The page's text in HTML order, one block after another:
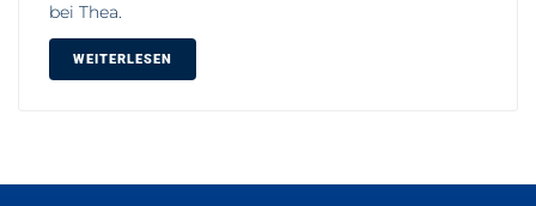
bei Thea.
WEITERLESEN